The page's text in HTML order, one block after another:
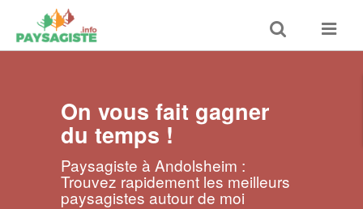
Toggle
search
Toggle
On vous fait gagner
du temps !
Paysagiste à Andolsheim :
Trouvez rapidement les meilleurs
paysagistes autour de moi